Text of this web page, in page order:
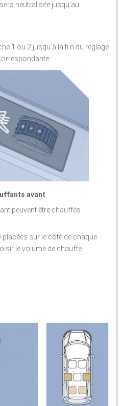
neutralisée jusqu'au
1 ou 2 jusqu'à la fi n du réglage
.
avant
peuvent être chauffés
placées sur le côté de chaque
le volume de chauffe